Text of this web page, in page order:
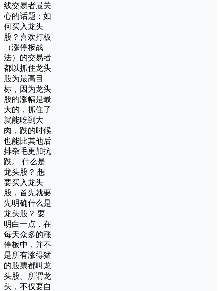
线交易者最关
心的话题：如
何买入龙头
股？喜欢打板
（涨停板战
法）的交易者
都以抓住龙头
股为最高目
标，因为龙头
股的涨幅是最
大的，抓住了
就能吃到大
肉，跌的时候
也能比其他后
排杂毛更加抗
跌。 什么是
龙头股？ 想
要买入龙头
股，首先就要
先明确什么是
龙头股？ 要
明白一点，在
每天众多的涨
停板中，并不
是所有涨得猛
的股票都叫龙
头股。所谓龙
头，不仅要自